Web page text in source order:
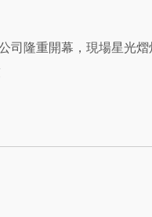
司隆重開幕，現場星光